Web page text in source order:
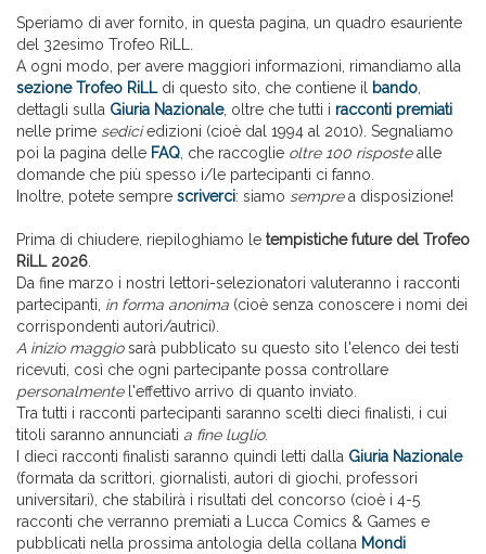
Speriamo di aver fornito, in questa pagina, un quadro esauriente
del 32esimo Trofeo RiLL.
A ogni modo, per avere maggiori informazioni, rimandiamo alla
sezione Trofeo RiLLdi questo sito, che contiene il bando
dettagli sulla Giuria Nazionale, oltre che tutti i racconti premiati
nelle prime sediciedizioni (cioè dal 1994 al 2010). Segnaliamo
poi la pagina delle FAQ , che raccoglie oltre 100 rispostealle
domande che più spesso i/le partecipanti ci fanno.
Inoltre, potete sempre scriverci: siamo semprea disposizione!
Prima di chiudere, riepiloghiamo le tempistiche future del Trofeo
RiLL 2026
Da fine marzo i nostri lettori-selezionatori valuteranno i racconti
partecipanti, in forma anonima (cioè senza conoscere i nomi dei
corrispondenti autori/autrici).
A inizio maggiosarà pubblicato su questo sito l'elenco dei testi
ricevuti, così che ogni partecipante possa controllare
personalmentel'effettivo arrivo di quanto inviato.
Tra tutti i racconti partecipanti saranno scelti dieci finalisti, i cui
titoli saranno annunciati a fine luglio.
I dieci racconti finalisti saranno quindi letti dalla Giuria Nazionale
(formata da scrittori, giornalisti, autori di giochi, professori
universitari), che stabilirà i risultati del concorso (cioè i 4-5
racconti che verranno premiati a Lucca Comics & Games e
pubblicati nella prossima antologia della collana Mondi